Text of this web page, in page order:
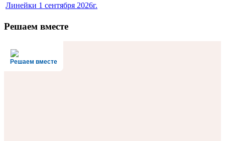
Линейки 1 сентября 2026г.
Решаем вместе
Решаем вместе